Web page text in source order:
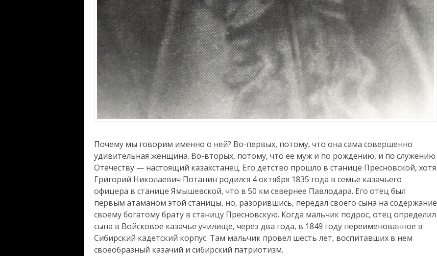
Почему мы говорим именно о ней? Во-первых, потому, что она сама совершенно
удивительная женщина. Во-вторых, потому, что ее муж и по рождению, и по служению
Отечеству — настоящий казахстанец. Его детство прошло в станице Пресновской, хотя
Григорий Николаевич Потанин родился 4 октября 1835 года в семье казачьего
офицера в станице Ямышевской, что в 50 км севернее Павлодара. Его отец был
первым атаманом этой станицы, но, разорившись, передал своего сына на содержание
своему богатому брату в станицу Пресновскую. Когда мальчик подрос, отец определил
сына в Войсковое казачье училище, через два года, в 1849 году переименованное в
Сибирский кадетский корпус. Там мальчик провел шесть лет, воспитавших в нем
своеобразный казачий и сибирский патриотизм.